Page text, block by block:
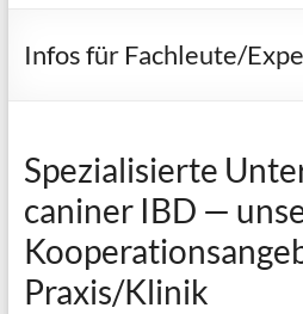
Infos für Fachleute/
Spezialisierte
caniner IBD —
Praxis/Klinik